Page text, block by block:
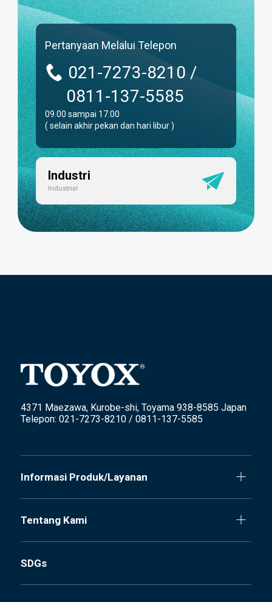
Pertanyaan Melalui Telepon
021-7273-8210 /
0811-137-5585
09.00 sampai 17.00
( selain akhir pekan dan hari libur )
Industri
Industrial
4371 Maezawa, Kurobe-shi, Toyama 938-8585 Japan
Telepon: 021-7273-8210 / 0811-137-5585
Informasi Produk/Layanan
Tentang Kami
SDGs